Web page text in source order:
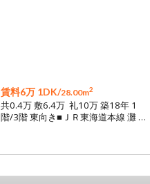
賃料6万 1DK/28.00m2
共0.4万 敷6.4万 礼10万 築18年 1
階/3階 東向き■ＪＲ東海道本線 灘 …